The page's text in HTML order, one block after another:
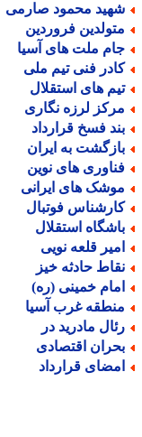
محمود صارمی
فروردین
ملت های آسیا
فنی تیم ملی
های استقلال
لرزه نگاری
فسخ قرارداد
به ایران
های نوین
های ایرانی
فوتبال
استقلال
قلعه نویی
حادثه خیز
خمینی (ره)
غرب آسیا
مادرید در
اقتصادی
قرارداد